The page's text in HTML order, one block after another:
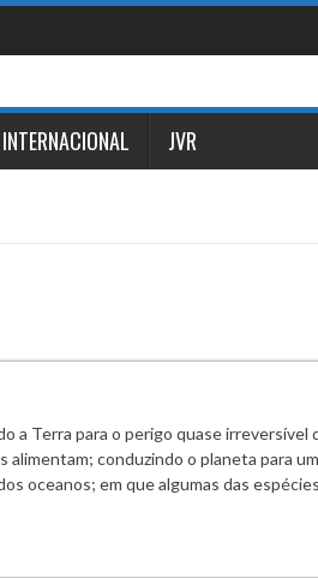
INTERNACIONAL JVR
Terra para o perigo quase irreversível
alimentam; conduzindo o planeta para
oceanos; em que algumas das